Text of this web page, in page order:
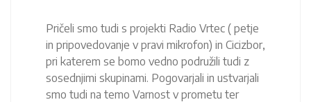
Pričeli smo tudi s projekti Radio Vrtec ( petje
in pripovedovanje v pravi mikrofon) in Cicizbor,
pri katerem se bomo vedno podružili tudi z
sosednjimi skupinami. Pogovarjali in ustvarjali
smo tudi na temo Varnost v prometu ter